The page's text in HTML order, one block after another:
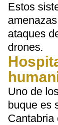
Estos
ataques
drones.
Uno de
buque es
Cantabria